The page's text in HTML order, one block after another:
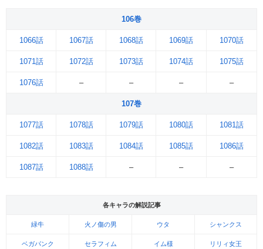
106巻
1066話 1067話 1068話 1069話 1070話
1071話 1072話 1073話 1074話 1075話
1076話 – – – –
107巻
1077話 1078話 1079話 1080話 1081話
1082話 1083話 1084話 1085話 1086話
1087話 1088話 – – –
各キャラの解説記事
緑牛 火ノ傷の男 ウタ シャンクス
ベガパンク セラフィム イム様 リリィ女王